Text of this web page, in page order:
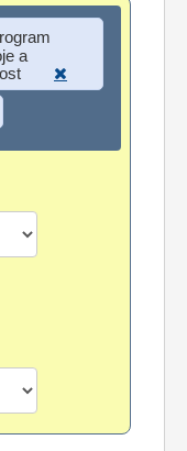
a